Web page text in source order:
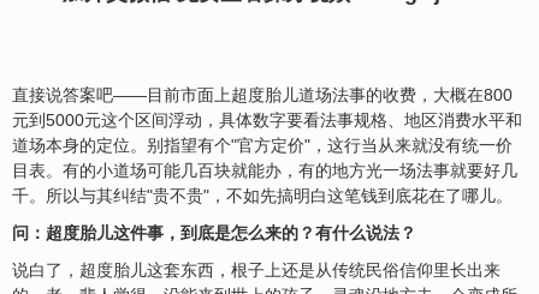
直接说答案吧——目前市面上超度胎儿道场法事的收费，大概在800
元到5000元这个区间浮动，具体数字要看法事规格、地区消费水平和
道场本身的定位。别指望有个"官方定价"，这行当从来就没有统一价
目表。有的小道场可能几百块就能办，有的地方光一场法事就要好几
千。所以与其纠结"贵不贵"，不如先搞明白这笔钱到底花在了哪儿。
问：超度胎儿这件事，到底是怎么来的？有什么说法？
说白了，超度胎儿这套东西，根子上还是从传统民俗信仰里长出来